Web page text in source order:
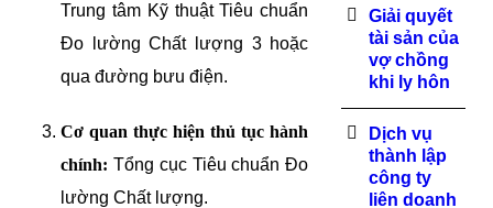
Trung tâm Kỹ thuật Tiêu chuẩn
Đo lường Chất lượng 3 hoặc
qua đường bưu điện.
Cơ quan thực hiện thủ tục hành
chính: Tổng cục Tiêu chuẩn Đo
lường Chất lượng.
Giải quyết
tài sản của
vợ chồng
khi ly hôn
Dịch vụ
thành lập
công ty
liên doanh